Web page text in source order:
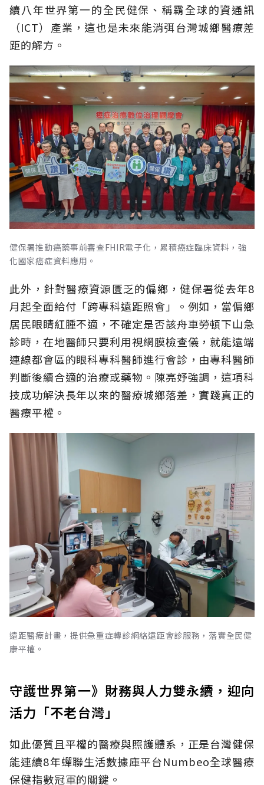
續八年世界第一的全民健保、稱霸全球的資通訊
（ICT）產業，這也是未來能消弭台灣城鄉醫療差
距的解方。
健保署推動癌藥事前審查FHIR電子化，累積癌症臨床資料，強
化國家癌症資料應用。
此外，針對醫療資源匱乏的偏鄉，健保署從去年8
月起全面給付「跨專科遠距照會」。例如，當偏鄉
居民眼睛紅腫不適，不確定是否該舟車勞頓下山急
診時，在地醫師只要利用視網膜檢查儀，就能遠端
連線都會區的眼科專科醫師進行會診，由專科醫師
判斷後續合適的治療或藥物。陳亮妤強調，這項科
技成功解決長年以來的醫療城鄉落差，實踐真正的
醫療平權。
遠距醫療計畫，提供急重症轉診網絡遠距會診服務，落實全民健
康平權。
守護世界第一》財務與人力雙永續，迎向
活力「不老台灣」
如此優質且平權的醫療與照護體系，正是台灣健保
能連續8年蟬聯生活數據庫平台Numbeo全球醫療
保健指數冠軍的關鍵。